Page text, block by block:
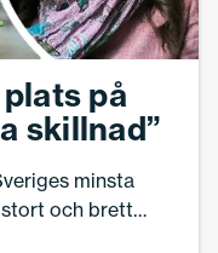
på
skillnad”
minsta
och brett